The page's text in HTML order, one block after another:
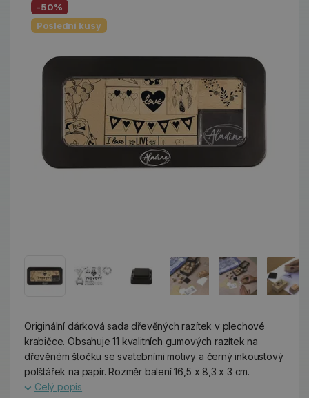
-50%
Poslední kusy
Originální dárková sada dřevěných razítek v plechové
krabičce. Obsahuje 11 kvalitních gumových razítek na
dřevěném štočku se svatebními motivy a černý inkoustový
polštářek na papír. Rozměr balení 16,5 x 8,3 x 3 cm.
Celý popis